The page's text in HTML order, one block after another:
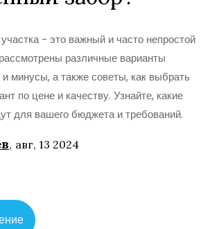
- это важный и часто непростой
различные варианты
минусы, а также советы, как выбрать
по цене и качеству. Узнайте, какие
для вашего бюджета и требований.
, авг, 13 2024